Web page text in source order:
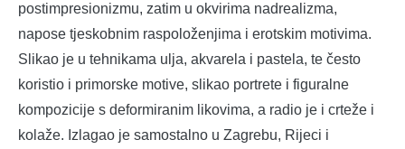
postimpresionizmu, zatim u okvirima nadrealizma,
napose tjeskobnim raspoloženjima i erotskim motivima.
Slikao je u tehnikama ulja, akvarela i pastela, te često
koristio i primorske motive, slikao portrete i figuralne
kompozicije s deformiranim likovima, a radio je i crteže i
kolaže. Izlagao je samostalno u Zagrebu, Rijeci i